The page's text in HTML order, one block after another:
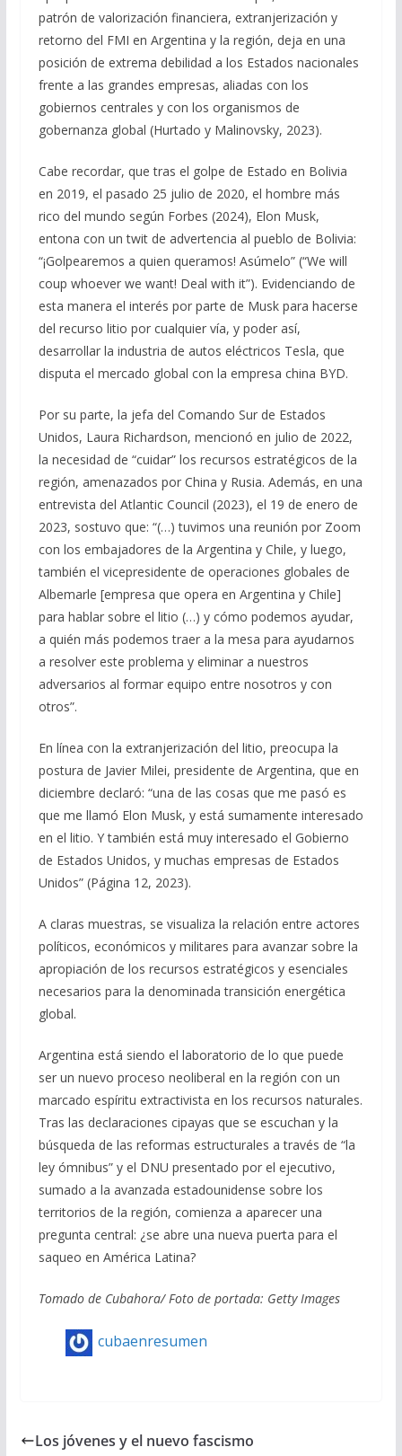
patrón de valorización financiera, extranjerización y
retorno del FMI en Argentina y la región, deja en una
posición de extrema debilidad a los Estados nacionales
frente a las grandes empresas, aliadas con los
gobiernos centrales y con los organismos de
gobernanza global (Hurtado y Malinovsky, 2023).
Cabe recordar, que tras el golpe de Estado en Bolivia
en 2019, el pasado 25 julio de 2020, el hombre más
rico del mundo según Forbes (2024), Elon Musk,
entona con un twit de advertencia al pueblo de Bolivia:
“¡Golpearemos a quien queramos! Asúmelo” (“We will
coup whoever we want! Deal with it”). Evidenciando de
esta manera el interés por parte de Musk para hacerse
del recurso litio por cualquier vía, y poder así,
desarrollar la industria de autos eléctricos Tesla, que
disputa el mercado global con la empresa china BYD.
Por su parte, la jefa del Comando Sur de Estados
Unidos, Laura Richardson, mencionó en julio de 2022,
la necesidad de “cuidar” los recursos estratégicos de la
región, amenazados por China y Rusia. Además, en una
entrevista del Atlantic Council (2023), el 19 de enero de
2023, sostuvo que: “(…) tuvimos una reunión por Zoom
con los embajadores de la Argentina y Chile, y luego,
también el vicepresidente de operaciones globales de
Albemarle [empresa que opera en Argentina y Chile]
para hablar sobre el litio (…) y cómo podemos ayudar,
a quién más podemos traer a la mesa para ayudarnos
a resolver este problema y eliminar a nuestros
adversarios al formar equipo entre nosotros y con
otros”.
En línea con la extranjerización del litio, preocupa la
postura de Javier Milei, presidente de Argentina, que en
diciembre declaró: “una de las cosas que me pasó es
que me llamó Elon Musk, y está sumamente interesado
en el litio. Y también está muy interesado el Gobierno
de Estados Unidos, y muchas empresas de Estados
Unidos” (Página 12, 2023).
A claras muestras, se visualiza la relación entre actores
políticos, económicos y militares para avanzar sobre la
apropiación de los recursos estratégicos y esenciales
necesarios para la denominada transición energética
global.
Argentina está siendo el laboratorio de lo que puede
ser un nuevo proceso neoliberal en la región con un
marcado espíritu extractivista en los recursos naturales.
Tras las declaraciones cipayas que se escuchan y la
búsqueda de las reformas estructurales a través de “la
ley ómnibus” y el DNU presentado por el ejecutivo,
sumado a la avanzada estadounidense sobre los
territorios de la región, comienza a aparecer una
pregunta central: ¿se abre una nueva puerta para el
saqueo en América Latina?
Tomado de Cubahora/ Foto de portada: Getty Images
cubaenresumen
Los jóvenes y el nuevo fascismo